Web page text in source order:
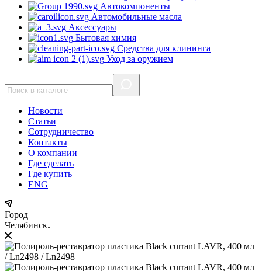
Автокомпоненты
Автомобильные масла
Аксессуары
Бытовая химия
Средства для клининга
Уход за оружием
Новости
Статьи
Сотрудничество
Контакты
О компании
Где сделать
Где купить
ENG
Город
Челябинск